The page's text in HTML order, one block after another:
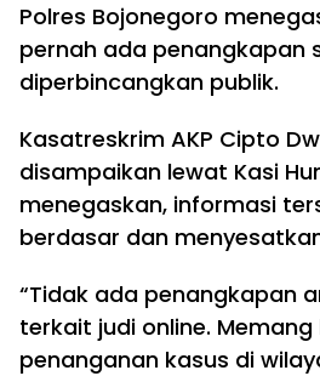
Polres Bojonegoro
pernah ada penangkapan
diperbincangkan publik.
Kasatreskrim AKP Cipto
disampaikan lewat Kasi
menegaskan, informasi
berdasar dan
“Tidak ada penangkapan
terkait judi online.
penanganan kasus di